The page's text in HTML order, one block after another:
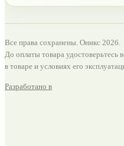
Все права сохранены. Оникс 2026.
До оплаты товара удостоверьтесь
в товаре и условиях его
Разработано в